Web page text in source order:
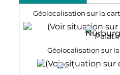
Géolocalisation sur la
Géolocalisation sur la